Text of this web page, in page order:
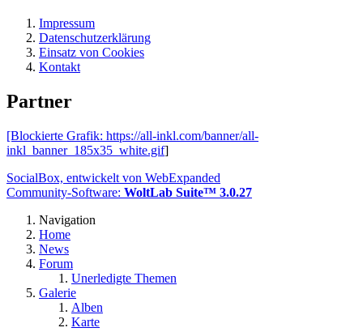
Impressum
Datenschutzerklärung
Einsatz von Cookies
Kontakt
Partner
[Blockierte Grafik: https://all-inkl.com/banner/all-
inkl_banner_185x35_white.gif]
SocialBox, entwickelt von WebExpanded
Community-Software: WoltLab Suite™ 3.0.27
Navigation
Home
News
Forum
Unerledigte Themen
Galerie
Alben
Karte